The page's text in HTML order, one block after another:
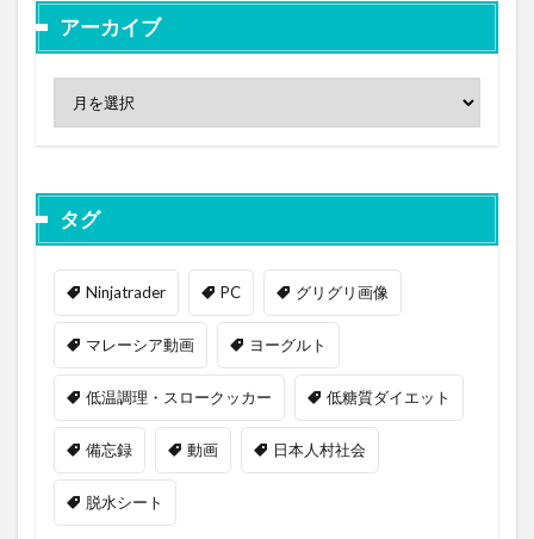
アーカイブ
タグ
Ninjatrader PC グリグリ画像
マレーシア動画 ヨーグルト
低温調理・スロークッカー 低糖質ダイエット
備忘録 動画 日本人村社会
脱水シート